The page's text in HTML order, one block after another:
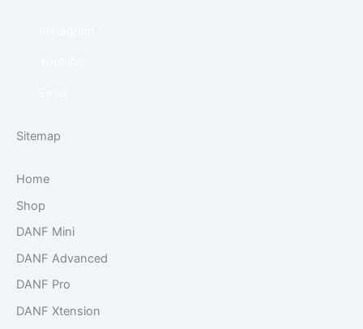
Sitemap
Home
Shop
DANF Mini
DANF Advanced
DANF Pro
DANF Xtension